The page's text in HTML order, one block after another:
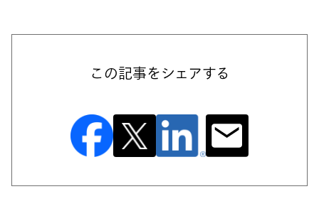
この記事をシェアする